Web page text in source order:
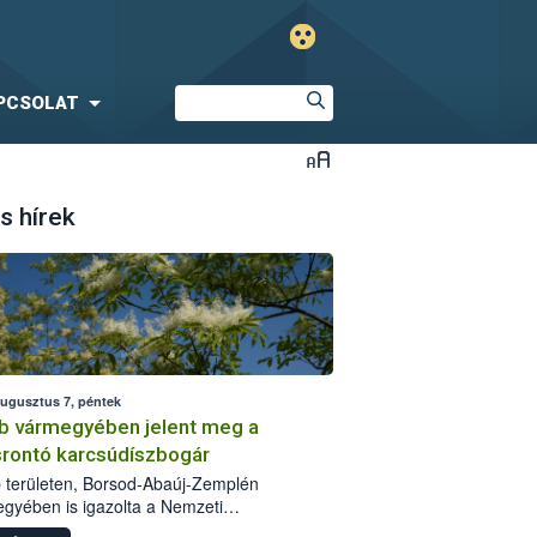
hírek
7, péntek
vármegyében jelent meg a
karcsúdíszbogár
területen, Borsod-Abaúj-Zemplén
is igazolta a Nemzeti
biztonsági Hivatal (Nébih) a